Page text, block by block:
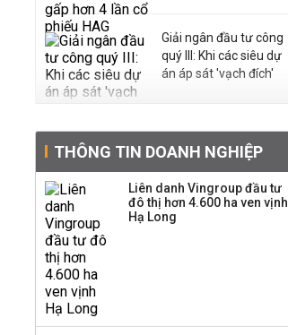
Giải ngân đầu tư công
quý III: Khi các siêu dự
án áp sát 'vạch đích'
triển quỹ hưu trí: Từ tiết
kiệm gia đình thành
nguồn cấp vốn dài hạn
và kinh nghiệm từ
Malaysia
THÔNG TIN DOANH NGHIỆP
Liên danh Vingroup đầu tư
đô thị hơn 4.600 ha ven vịnh
Hạ Long